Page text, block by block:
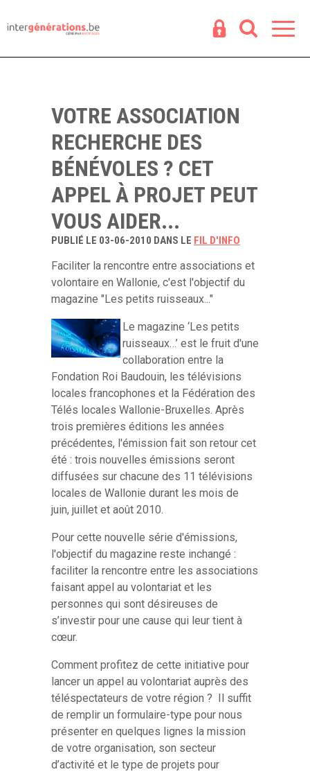
VOTRE ASSOCIATION
RECHERCHE DES
BÉNÉVOLES ? CET
APPEL À PROJET PEUT
VOUS AIDER...
PUBLIÉ LE 03-06-2010 DANS LE FIL D'INFO
Faciliter la rencontre entre associations et
volontaire en Wallonie, c'est l'objectif du
magazine "Les petits ruisseaux..."
Le magazine ‘Les petits
ruisseaux…’ est le fruit d'une
collaboration entre la
Fondation Roi Baudouin, les télévisions
locales francophones et la Fédération des
Télés locales Wallonie-Bruxelles. Après
trois premières éditions les années
précédentes, l'émission fait son retour cet
été : trois nouvelles émissions seront
diffusées sur chacune des 11 télévisions
locales de Wallonie durant les mois de
juin, juillet et août 2010.
Pour cette nouvelle série d'émissions,
l'objectif du magazine reste inchangé :
faciliter la rencontre entre les associations
faisant appel au volontariat et les
personnes qui sont désireuses de
s’investir pour une cause qui leur tient à
cœur.
Comment profitez de cette initiative pour
lancer un appel au volontariat auprès des
téléspectateurs de votre région ? Il suffit
de remplir un formulaire-type pour nous
présenter en quelques lignes la mission
de votre organisation, son secteur
d’activité et le type de projets pour